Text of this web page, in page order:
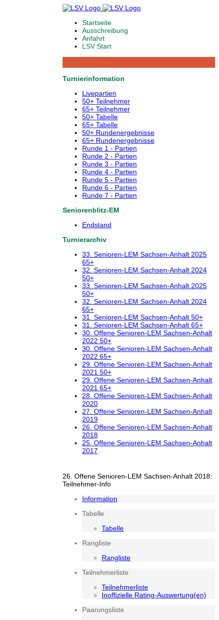
Startseite
Ausschreibung
Anfahrt
LSV Start
Turnierinformation
Livepartien
50+ Teilnehmer
65+ Teilnehmer
50+ Tabelle
65+ Tabelle
50+ Rundenergebnisse
65+ Rundenergebnisse
Runde 1 - Partien
Runde 2 - Partien
Runde 3 - Partien
Runde 4 - Partien
Runde 5 - Partien
Runde 6 - Partien
Runde 7 - Partien
Seniorenblitz-EM
Endstand
Turnierarchiv
33. Senioren-LEM Sachsen-Anhalt 2025
65+
32. Senioren-LEM Sachsen-Anhalt 2024
50+
33. Senioren-LEM Sachsen-Anhalt 2025
50+
32. Senioren-LEM Sachsen-Anhalt 2024
65+
31. Senioren-LEM Sachsen-Anhalt 50+
31. Senioren-LEM Sachsen-Anhalt 65+
30. Offene Senioren-LEM Sachsen-Anhalt
2022 50+
30. Offene Senioren-LEM Sachsen-Anhalt
2022 65+
29. Offene Senioren-LEM Sachsen-Anhalt
2021 50+
29. Offene Senioren-LEM Sachsen-Anhalt
2021 65+
28. Offene Senioren-LEM Sachsen-Anhalt
2020
27. Offene Senioren-LEM Sachsen-Anhalt
2019
26. Offene Senioren-LEM Sachsen-Anhalt
2018
25. Offene Senioren-LEM Sachsen-Anhalt
2017
26. Offene Senioren-LEM Sachsen-Anhalt 2018:
Teilnehmer-Info
Information
Tabelle
Tabelle
Rangliste
Rangliste
Teilnehmerliste
Teilnehmerliste
Inoffizielle Rating-Auswertung(en)
Paarungsliste